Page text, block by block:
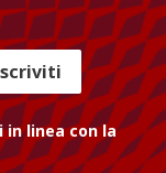
linea con la